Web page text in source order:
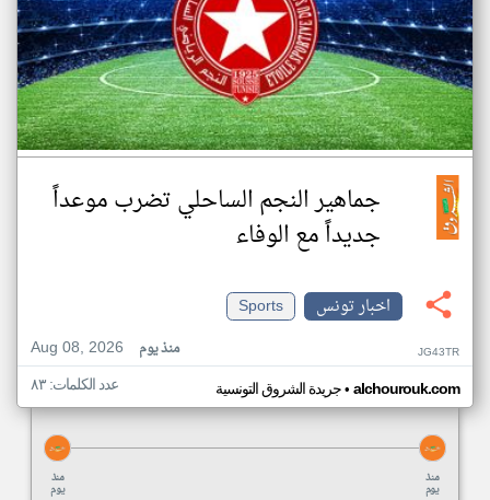
جماهير النجم الساحلي تضرب موعداً
جديداً مع الوفاء
اخبار تونس
Sports
Aug 08, 2026
منذ يوم JG43TR
جريدة الشروق التونسية• alchourouk.com عدد الكلمات: ٨٣
منذ
يوم
منذ
يوم